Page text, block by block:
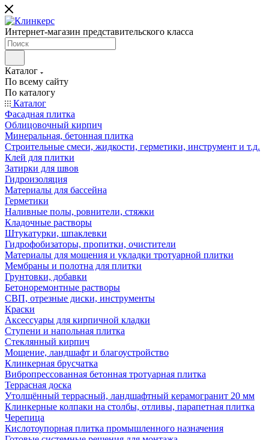
Интернет-магазин представительского класса
Каталог
По всему сайту
По каталогу
Каталог
Фасадная плитка
Облицовочный кирпич
Минеральная, бетонная плитка
Строительные смеси, жидкости, герметики, инструмент и т.д.
Клей для плитки
Затирки для швов
Гидроизоляция
Материалы для бассейна
Герметики
Наливные полы, ровнители, стяжки
Кладочные растворы
Штукатурки, шпаклевки
Гидрофобизаторы, пропитки, очистители
Материалы для мощения и укладки тротуарной плитки
Мембраны и полотна для плитки
Грунтовки, добавки
Бетоноремонтные растворы
СВП, отрезные диски, инструменты
Краски
Аксессуары для кирпичной кладки
Ступени и напольная плитка
Cтеклянный кирпич
Мощение, ландшафт и благоустройство
Клинкерная брусчатка
Вибропрессованная бетонная тротуарная плитка
Террасная доска
Утолщённый террасный, ландшафтный керамогранит 20 мм
Клинкерные колпаки на столбы, отливы, парапетная плитка
Черепица
Кислотоупорная плитка промышленного назначения